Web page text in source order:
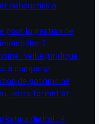
débouchés à
pour la gestion de
?
: veille juridique,
à comparer
de patrimoine
votre format et
digital : 4